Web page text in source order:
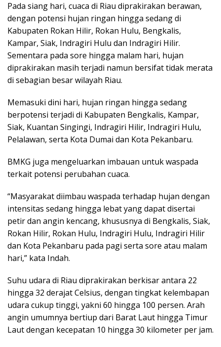
Pada siang hari, cuaca di Riau diprakirakan berawan,
dengan potensi hujan ringan hingga sedang di
Kabupaten Rokan Hilir, Rokan Hulu, Bengkalis,
Kampar, Siak, Indragiri Hulu dan Indragiri Hilir.
Sementara pada sore hingga malam hari, hujan
diprakirakan masih terjadi namun bersifat tidak merata
di sebagian besar wilayah Riau.
Memasuki dini hari, hujan ringan hingga sedang
berpotensi terjadi di Kabupaten Bengkalis, Kampar,
Siak, Kuantan Singingi, Indragiri Hilir, Indragiri Hulu,
Pelalawan, serta Kota Dumai dan Kota Pekanbaru.
BMKG juga mengeluarkan imbauan untuk waspada
terkait potensi perubahan cuaca.
“Masyarakat diimbau waspada terhadap hujan dengan
intensitas sedang hingga lebat yang dapat disertai
petir dan angin kencang, khususnya di Bengkalis, Siak,
Rokan Hilir, Rokan Hulu, Indragiri Hulu, Indragiri Hilir
dan Kota Pekanbaru pada pagi serta sore atau malam
hari,” kata Indah.
Suhu udara di Riau diprakirakan berkisar antara 22
hingga 32 derajat Celsius, dengan tingkat kelembapan
udara cukup tinggi, yakni 60 hingga 100 persen. Arah
angin umumnya bertiup dari Barat Laut hingga Timur
Laut dengan kecepatan 10 hingga 30 kilometer per jam.